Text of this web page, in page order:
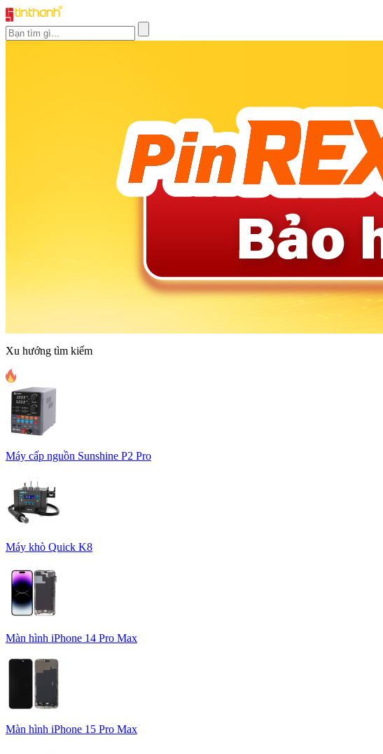
Xu hướng tìm kiếm
Máy cấp nguồn Sunshine P2 Pro
Máy khò Quick K8
Màn hình iPhone 14 Pro Max
Màn hình iPhone 15 Pro Max